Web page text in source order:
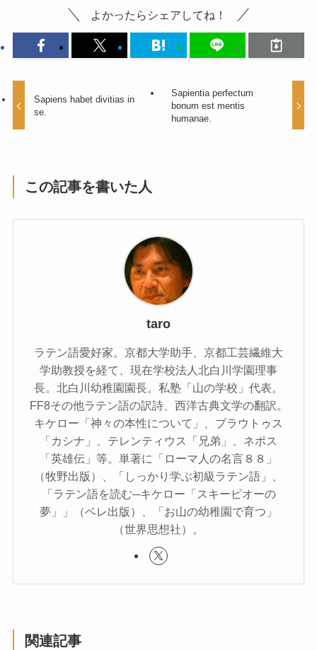
よかったらシェアしてね！
Sapiens habet divitias in
se.
Sapientia perfectum
bonum est mentis
humanae.
この記事を書いた人
taro
ラテン語愛好家。京都大学助手、京都工芸繊維大
学助教授を経て、現在学校法人北白川学園理事
長。北白川幼稚園園長。私塾「山の学校」代表。
FF8その他ラテン語の訳詩、西洋古典文学の翻訳。
キケロー「神々の本性について」、プラウトゥス
「カシナ」、テレンティウス「兄弟」、ネポス
「英雄伝」等。単著に「ローマ人の名言８８」
（牧野出版）、「しっかり学ぶ初級ラテン語」、
「ラテン語を読む─キケロー「スキーピオーの
夢」」（ベレ出版）、「お山の幼稚園で育つ」
（世界思想社）。
関連記事